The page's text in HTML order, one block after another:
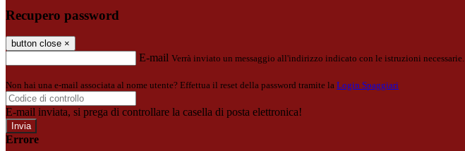
Recupero password
button close ×
E-mail Verrà inviato un messaggio all'indirizzo indicato con le istruzioni necessarie.
Non hai una e-mail associata al nome utente? Effettua il reset della password tramite la Login Spaggiari
E-mail inviata, si prega di controllare la casella di posta elettronica!
Errore